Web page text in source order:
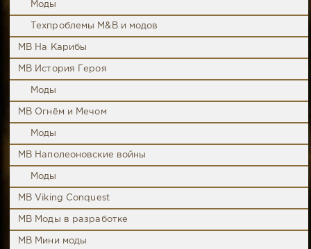
Моды
Техпроблемы M&B и модов
MB На Карибы
MB История Героя
Моды
MB Огнём и Мечом
Моды
MB Наполеоновские войны
Моды
MB Viking Conquest
MB Моды в разработке
MB Мини моды